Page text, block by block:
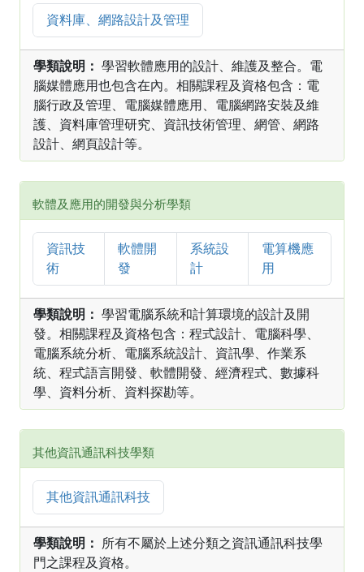
資料庫、網路設計及管理
學類說明： 學習軟體應用的設計、維護及整合。電
腦媒體應用也包含在內。相關課程及資格包含：電
腦行政及管理、電腦媒體應用、電腦網路安裝及維
護、資料庫管理研究、資訊技術管理、網管、網路
設計、網頁設計等。
軟體及應用的開發與分析學類
資訊技
術
軟體開
發
系統設
計
電算機應
用
學類說明： 學習電腦系統和計算環境的設計及開
發。相關課程及資格包含：程式設計、電腦科學、
電腦系統分析、電腦系統設計、資訊學、作業系
統、程式語言開發、軟體開發、經濟程式、數據科
學、資料分析、資料探勘等。
其他資訊通訊科技學類
其他資訊通訊科技
學類說明：
所有不屬於上述分類之資訊通訊科技學
門之課程及資格。